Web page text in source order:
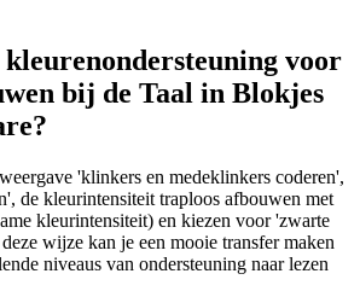
voor
bij de Taal in Blokjes
'klinkers en medeklinkers coderen',
de kleurintensiteit traploos afbouwen met
kleurintensiteit) en kiezen voor 'zwarte
wijze kan je een mooie transfer maken
niveaus van ondersteuning naar lezen